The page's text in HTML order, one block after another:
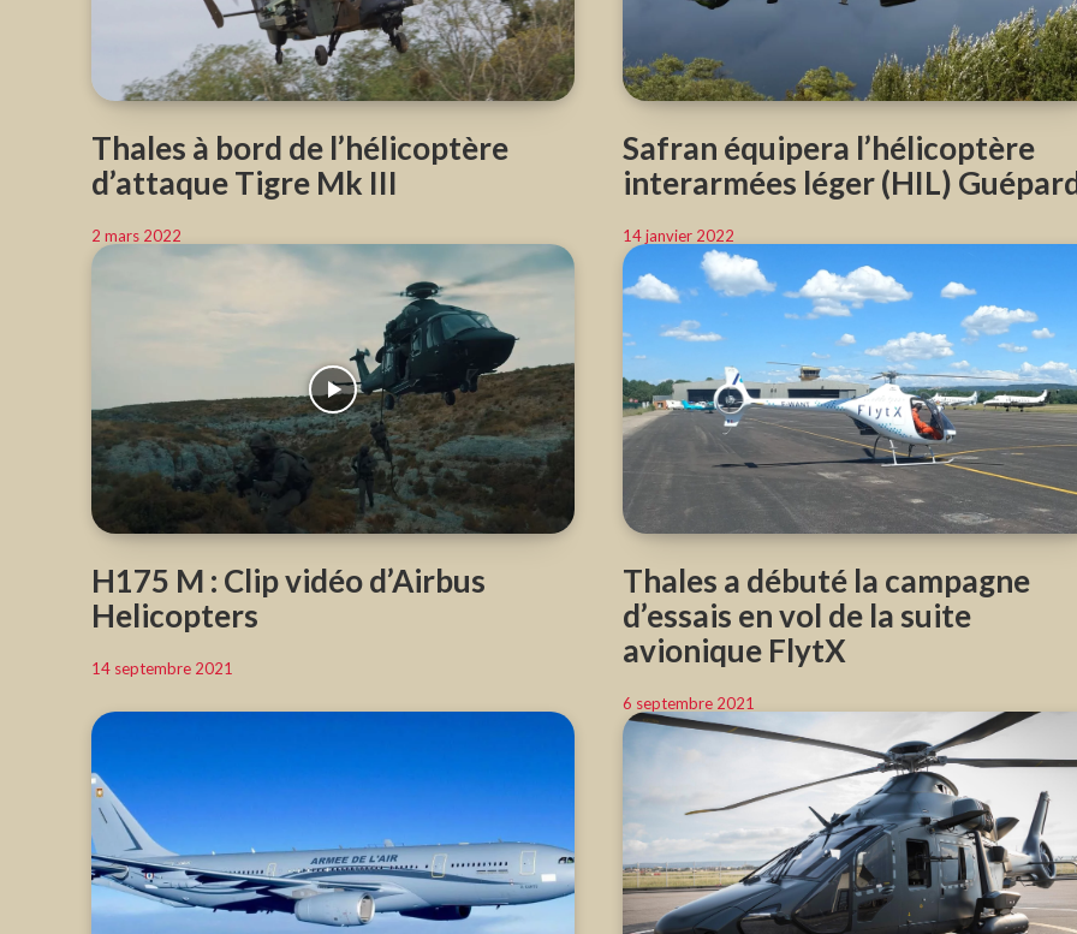
Thales à bord de l’hélicoptère
d’attaque Tigre Mk III
2 mars 2022
Safran équipera l’hélicoptère
interarmées léger (HIL)
14 janvier 2022
H175 M : Clip vidéo d’Airbus
Helicopters
14 septembre 2021
Thales a débuté la campagne
d’essais en vol de la suite
avionique FlytX
6 septembre 2021